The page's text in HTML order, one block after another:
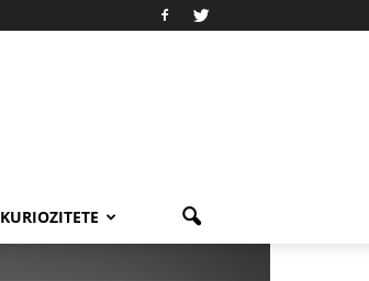
KURIOZITETE